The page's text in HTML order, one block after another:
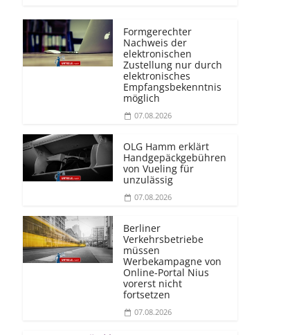
Formgerechter
Nachweis der
elektronischen
Zustellung nur durch
elektronisches
Empfangsbekenntnis
möglich
07.08.2026
OLG Hamm erklärt
Handgepäckgebühren
von Vueling für
unzulässig
07.08.2026
Berliner
Verkehrsbetriebe
müssen
Werbekampagne von
Online-Portal Nius
vorerst nicht
fortsetzen
07.08.2026